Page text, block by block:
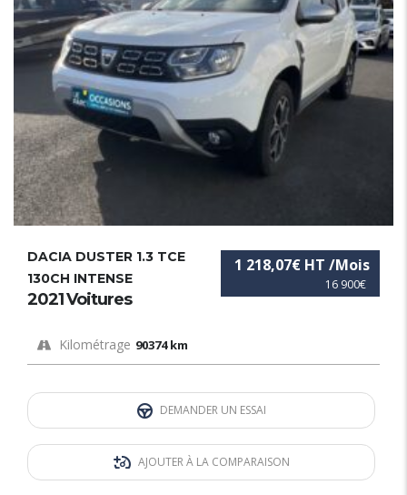
16 900€
1 218,07€ HT /Mois
DACIA DUSTER 1.3 TCE
130CH INTENSE
2021 Voitures
Kilométrage 90374 km
DEMANDER UN ESSAI
AJOUTER À LA COMPARAISON